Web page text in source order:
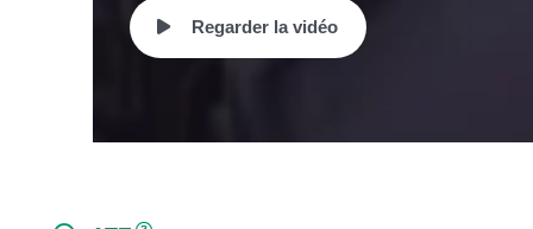
Regarder la vidéo